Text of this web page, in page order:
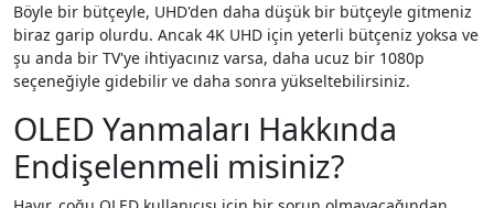
Böyle bir bütçeyle, UHD'den daha düşük bir bütçeyle gitmeniz
biraz garip olurdu. Ancak 4K UHD için yeterli bütçeniz yoksa ve
şu anda bir TV'ye ihtiyacınız varsa, daha ucuz bir 1080p
seçeneğiyle gidebilir ve daha sonra yükseltebilirsiniz.
OLED Yanmaları Hakkında
Endişelenmeli misiniz?